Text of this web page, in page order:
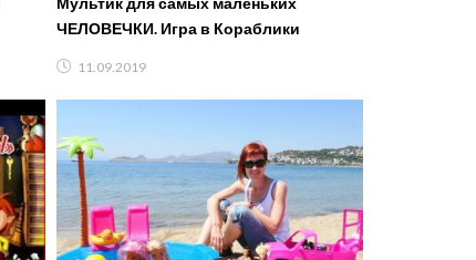
ЧЕЛОВЕЧКИ. Игра в Кораблики
11.09.2019